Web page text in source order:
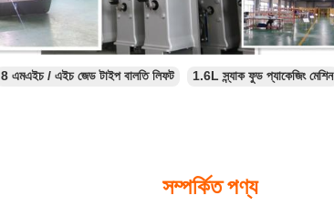
8 এমএইচ / এইচ জেড টাইপ বালতি লিফট 1.6L স্ন্যাক ফুড প্যাকেজিং মেশিন
সম্পর্কিত পণ্য